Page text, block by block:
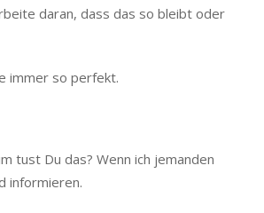
daran, dass das so bleibt oder
immer so perfekt.
tust Du das? Wenn ich jemanden
informieren.